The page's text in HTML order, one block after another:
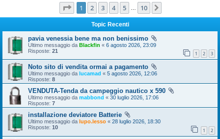
Pagina di 10
1 2 3 4 5 10
Topic Recenti
pavia venessia bene ma non benissimo
Ultimo messaggio da Blackfin « 6 agosto 2026, 23:09
Risposte: 21 1 2 3
Noto sito di vendita ormai a pagamento
Ultimo messaggio da lucamad « 5 agosto 2026, 12:06
Risposte: 8
VENDUTA-Tenda da campeggio nautico x 590
Ultimo messaggio da mabbond « 30 luglio 2026, 17:06
Risposte: 7
installazione deviatore Batterie
Ultimo messaggio da lupo.lesso « 28 luglio 2026, 18:30
Risposte: 10 1 2